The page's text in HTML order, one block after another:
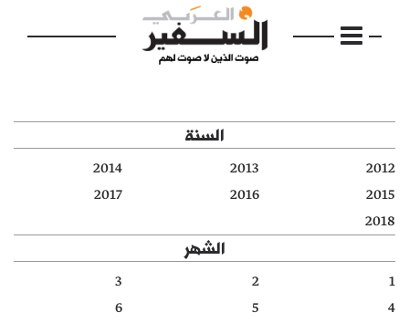
الرئيسية
مواضيع
السنة
2012
2013
2014
2015
2016
2017
2018
الشهر
1
2
3
4
5
6